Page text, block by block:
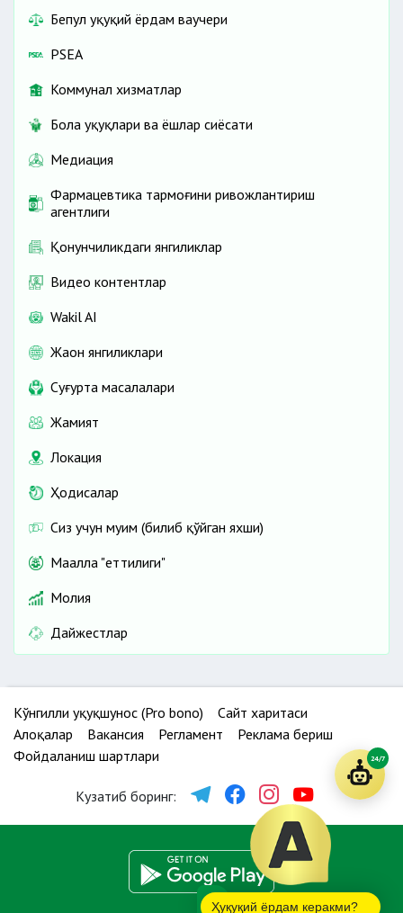
Бепул ҳуқуқий ёрдам ваучери
PSEA
Коммунал хизматлар
Бола ҳуқуқлари ва ёшлар сиёсати
Медиация
Фармацевтика тармоғини ривожлантириш
агентлиги
Қонунчиликдаги янгиликлар
Видео контентлар
Wakil AI
Жаҳон янгиликлари
Cуғурта масалалари
Жамият
Локация
Ҳодисалар
Сиз учун муҳим (билиб қўйган яхши)
Маҳалла "еттилиги"
Молия
Дайжестлар
Кўнгилли ҳуқуқшунос (Pro bono)
Сайт харитаси
Алоқалар
Вакансия Регламент
Реклама бериш
Фойдаланиш шартлари
Кузатиб боринг:
Ҳуқуқий ёрдам керакми?
24/7